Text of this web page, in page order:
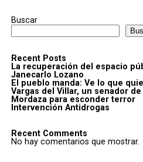
Buscar
Recent Posts
La recuperación del espacio
Janecarlo Lozano
El pueblo manda: Ve lo que
Vargas del Villar, un senador
Mordaza para esconder terror
Intervención Antidrogas
Recent Comments
No hay comentarios que mostrar.